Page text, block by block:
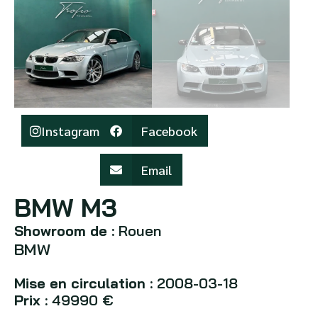
Instagram Facebook
Email
BMW M3
Showroom de : Rouen
BMW
Mise en circulation : 2008-03-18
Prix : 49990 €